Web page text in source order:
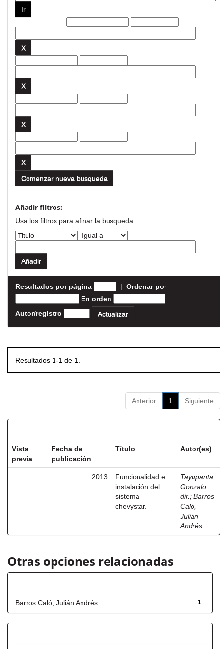
Comenzar nueva busqueda
Añadir filtros:
Usa los filtros para afinar la busqueda.
Resultados por página | Ordenar por
En orden
Autor/registro
Resultados 1-1 de 1.
Anterior 1 Siguiente
Vista
previa
Fecha de
publicación
Título Autor(es)
2013
Funcionalidad e
instalación del
sistema
chevystar.
Tayupanta,
Gonzalo ,
dir. ; Barros
Caló,
Julián
Andrés
Otras opciones relacionadas
1
Barros Caló, Julián Andrés